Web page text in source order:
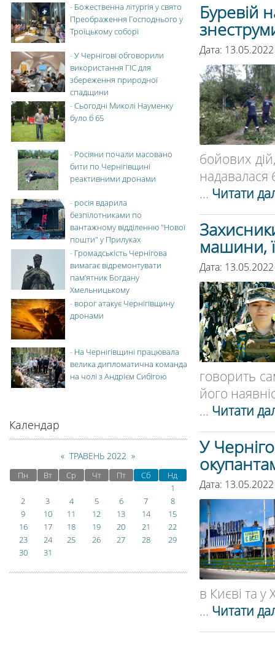
Буревій
Дата:
бойових
надавалася
... Читати
машини,
Дата:
говорить
його
... Читати
У
Дата:
в Києві та
... Читати
- Божественна літургія у свято
Преображення Господнього у
Троїцькому соборі
-У Чернігові обговорили
використання ГІС для
збереження природної
спадщини
-Сьогодні Миколі Науменку
було б 65
- Росіяни почали масовано
бити по Чернігівщині
реактивними дронами
- росія вдарила
безпілотниками по
вантажному відділенню "Нової
пошти" у Прилуках
- Громадськість Чернігова
вимагає відремонтувати
пам’ятник Богдану
Хмельницькому
- ворог атакує Чернігівщину
дронами
- На Чернігівщині працювала
велика дипломатична команда
на чолі з Андрієм Сибігою
Календар
« ТРАВЕНЬ 2022 »
Пн Вт Ср Чт Пт Сб
Нд
1
2
3 4 5 6 7
8
9
10 11 12 13 14
15
16
17 18 19 20 21
22
23
24 25 26 27 28
29
30
31